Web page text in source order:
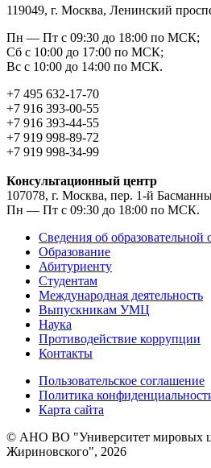
119049, г. Москва, Ленинский
Пн — Пт с 09:30 до 18:00 по МСК;
Сб с 10:00 до 17:00 по МСК;
Вс с 10:00 до 14:00 по МСК.
+7 495 632-17-70
+7 916 393-00-55
+7 916 393-44-55
+7 919 998-89-72
+7 919 998-34-99
Консультационный центр
107078, г. Москва, пер. 1-й
Пн — Пт с 09:30 до 18:00 по МСК.
Сведения об образовательной
Образование
Абитуриенту
Студентам
Международная деятельность
Выпускникам УМЦ
Наука
Противодействие коррупции
Контакты
Пользовательское соглашение
Политика
Карта сайта
© АНО ВО "Университет мировых
Жириновского", 2026